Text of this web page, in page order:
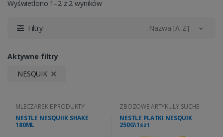
Wyświetlono 1–2 z 2 wyników
Filtry Nazwa [A-Z]
Aktywne filtry
NESQUIK
MLECZARSKIE PRODUKTY
NESTLE NESQUIIK SHAKE
180ML
ZBOZOWE ARTYKULY SUCHE
NESTLE PLATKI NESQUIK
250G\1szt